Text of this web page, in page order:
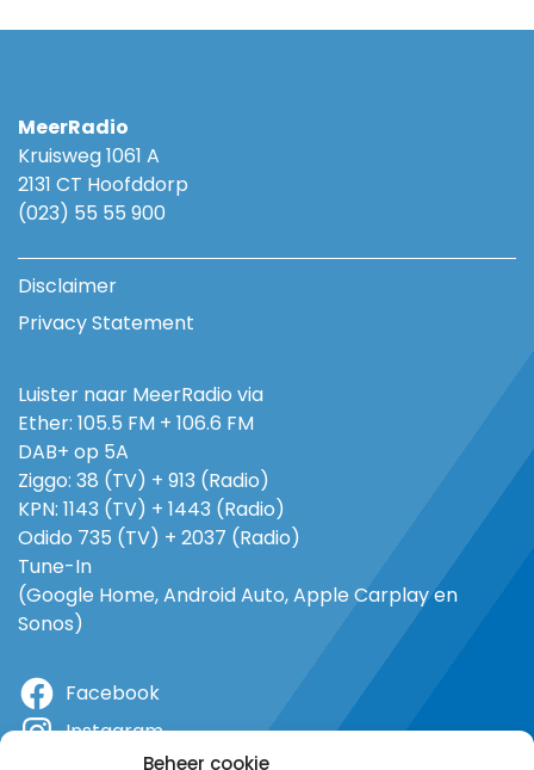
Beheer cookie
MeerRadio
Kruisweg 1061 A
2131 CT Hoofddorp
(023) 55 55 900
Disclaimer
Privacy Statement
Luister naar MeerRadio via
Ether: 105.5 FM + 106.6 FM
DAB+ op 5A
Ziggo: 38 (TV) + 913 (Radio)
KPN: 1143 (TV) + 1443 (Radio)
Odido 735 (TV) + 2037 (Radio)
Tune-In
(Google Home, Android Auto, Apple Carplay en
Sonos)
Facebook
Instagram